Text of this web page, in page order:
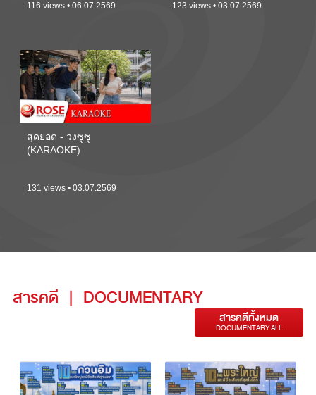
116 views • 06.07.2569 123 views • 03.07.2569
สุดยอด - วงซูซู
(KARAOKE)
131 views • 03.07.2569
สารคดี | DOCUMENTARY
สารคดีทั้งหมด
DOCUMENTARY ALL